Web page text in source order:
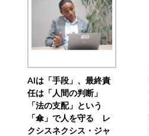
AIは「手段」、最終責
任は「人間の判断」
「法の支配」という
「傘」で人を守る レ
クシスネクシス・ジャ